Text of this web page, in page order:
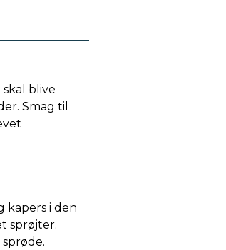
blive
Smag til
kapers i den
sprøjter.